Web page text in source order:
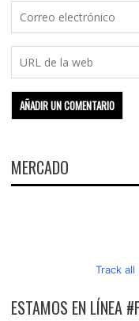
MERCADO
Track
ESTAMOS EN LÍNEA